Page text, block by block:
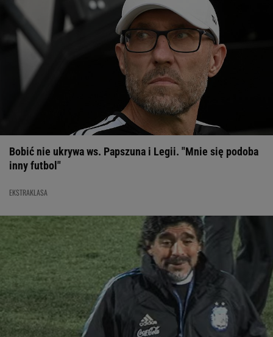
Bobić nie ukrywa ws. Papszuna i Legii. "Mnie się podoba
inny futbol"
EKSTRAKLASA